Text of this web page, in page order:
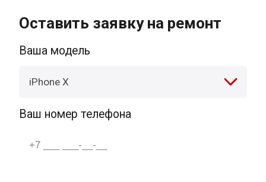
Оставить заявку на ремонт
Ваша модель
iPhone X
Ваш номер телефона